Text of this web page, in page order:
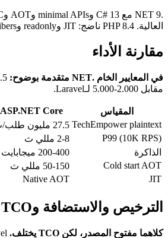
العالية. PHP 8.4 ناضج: JIT وreadonly وfibers.
مقارنة الأداء
في المعايير الخام .NET متقدمة بوضوح:
مقابل 2.000-5.000 لـLaravel.
المقياس ASP.NET Core
TechEmpower plaintext 27.5 مليون طلب/ث
P99 (10K RPS)
2-8 مللي ث
الذاكرة
200-400 ميجابايت
Cold start AOT
50-150 مللي ث
JIT
Native AOT
الترخيص والاستضافة وTCO
كلاهما مفتوح المصدر، لكن TCO يختلف.